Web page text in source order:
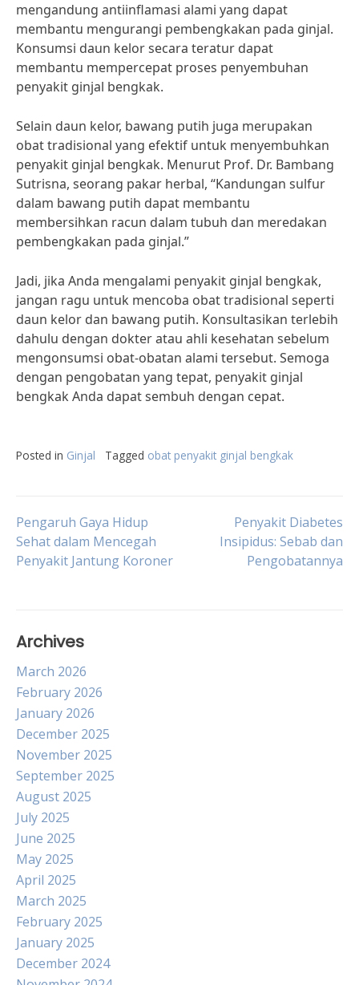
mengandung antiinflamasi alami yang dapat
membantu mengurangi pembengkakan pada ginjal.
Konsumsi daun kelor secara teratur dapat
membantu mempercepat proses penyembuhan
penyakit ginjal bengkak.
Selain daun kelor, bawang putih juga merupakan
obat tradisional yang efektif untuk menyembuhkan
penyakit ginjal bengkak. Menurut Prof. Dr. Bambang
Sutrisna, seorang pakar herbal, “Kandungan sulfur
dalam bawang putih dapat membantu
membersihkan racun dalam tubuh dan meredakan
pembengkakan pada ginjal.”
Jadi, jika Anda mengalami penyakit ginjal bengkak,
jangan ragu untuk mencoba obat tradisional seperti
daun kelor dan bawang putih. Konsultasikan terlebih
dahulu dengan dokter atau ahli kesehatan sebelum
mengonsumsi obat-obatan alami tersebut. Semoga
dengan pengobatan yang tepat, penyakit ginjal
bengkak Anda dapat sembuh dengan cepat.
Posted in Ginjal Tagged obat penyakit ginjal bengkak
Post
navigation
Pengaruh Gaya Hidup
Sehat dalam Mencegah
Penyakit Jantung Koroner
Penyakit Diabetes
Insipidus: Sebab dan
Pengobatannya
Archives
March 2026
February 2026
January 2026
December 2025
November 2025
September 2025
August 2025
July 2025
June 2025
May 2025
April 2025
March 2025
February 2025
January 2025
December 2024